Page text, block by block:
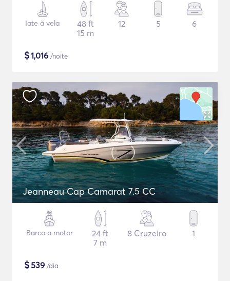
Iate à vela
48 ft
15 m
12 5 6
$1,016 /noite
Jeanneau Cap Camarat 7.5 CC
Barco a motor
24 ft
7 m
8 Cruzeiro 1
$539 /dia